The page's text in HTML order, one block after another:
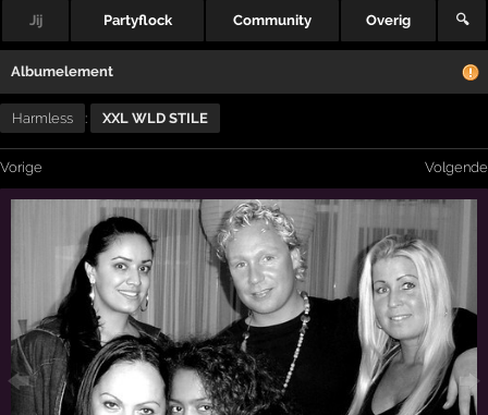
Jij Partyflock Community Overig 🔍
Albumelement
Harmless : XXL WLD STILE
Vorige Volgende